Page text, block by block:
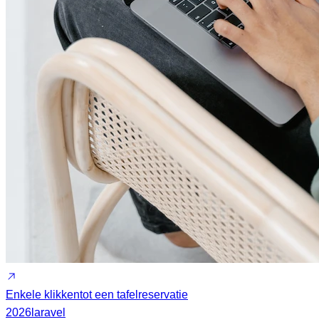
Enkele klikkentot een tafelreservatie
2026laravel